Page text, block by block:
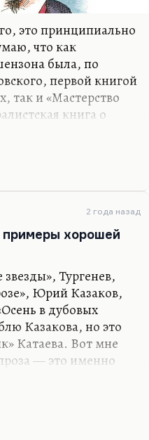
это принципиально
что как
была, по
первой книгой
так и «Мастерство
книга о
«В тени
тоже,
слова. И во
Эйхенбаума,
была попытка
понимания, как у
филологом. Он
и у него…
2 года назад
примеры хорошей
Тургенев,
Юрий Казаков,
в дубовых
Казакова, но это
Катаева. Вот мне
— это именно
Я
Евгения
нам об